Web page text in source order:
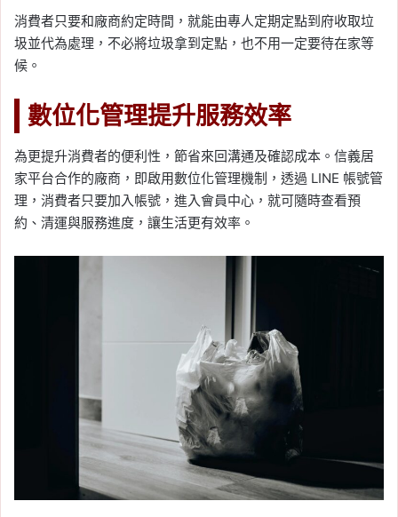
消費者只要和廠商約定時間，就能由專人定期定點到府收取垃
圾並代為處理，不必將垃圾拿到定點，也不用一定要待在家等
候。
數位化管理提升服務效率
為更提升消費者的便利性，節省來回溝通及確認成本。信義居
家平台合作的廠商，即啟用數位化管理機制，透過 LINE 帳號管
理，消費者只要加入帳號，進入會員中心，就可隨時查看預
約、清運與服務進度，讓生活更有效率。